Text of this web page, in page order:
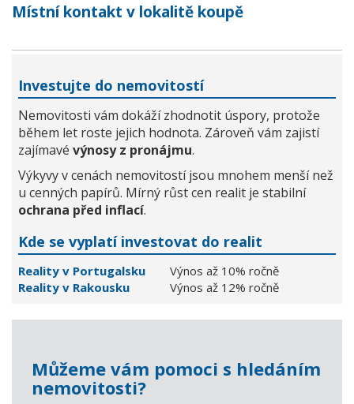
Místní kontakt v lokalitě koupě
Investujte do nemovitostí
Nemovitosti vám dokáží zhodnotit úspory, protože
během let roste jejich hodnota. Zároveň vám zajistí
zajímavé výnosy z pronájmu.
Výkyvy v cenách nemovitostí jsou mnohem menší než
u cenných papírů. Mírný růst cen realit je stabilní
ochrana před inflací.
Kde se vyplatí investovat do realit
Reality v Portugalsku
Výnos až 10% ročně
Reality v Rakousku
Výnos až 12% ročně
Můžeme vám pomoci s hledáním
nemovitosti?